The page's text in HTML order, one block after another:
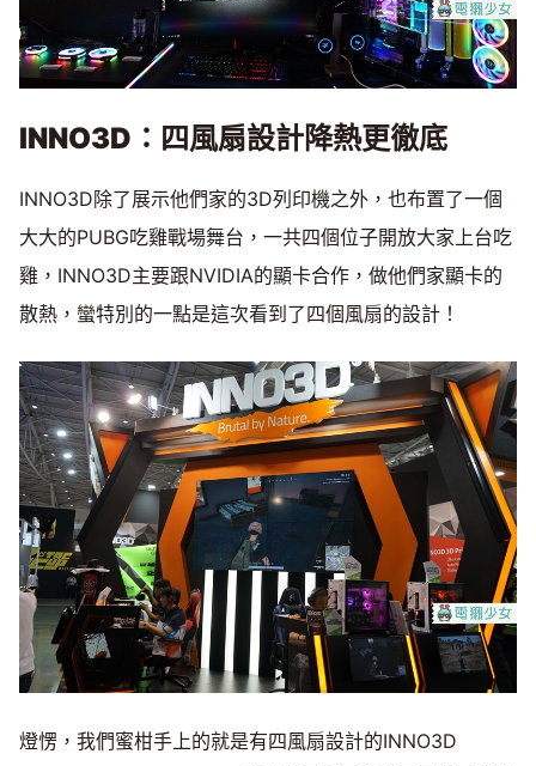
INNO3D ：四風扇設計降熱更徹底
INNO3D除了展示他們家的3D列印機之外，也布置了一個
大大的PUBG吃雞戰場舞台，一共四個位子開放大家上台吃
雞，INNO3D主要跟NVIDIA的顯卡合作，做他們家顯卡的
散熱，蠻特別的一點是這次看到了四個風扇的設計！
燈愣，我們蜜柑手上的就是有四風扇設計的INNO3D